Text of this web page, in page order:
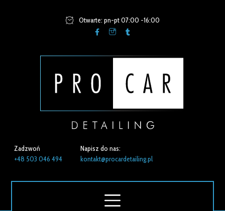
Otwarte: pn-pt 07:00 -16:00
Zadzwoń
+48 503 046 494
Napisz do nas:
kontakt@procardetailing.pl